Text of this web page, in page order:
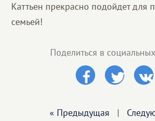
Каттьен прекрасно подойдет для
семьей!
Поделиться в
« Предыдущая |